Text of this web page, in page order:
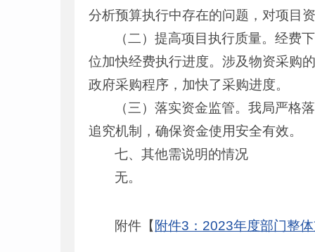
分析预算执行中存在的问题，对项目
（二）提高项目执行质量。经费
位加快经费执行进度。涉及物资采购
政府采购程序，加快了采购进度。
（三）落实资金监管。我局严格
追究机制，确保资金使用安全有效。
七、其他需说明的情况
无。
附件【 附件3：2023年度部门整